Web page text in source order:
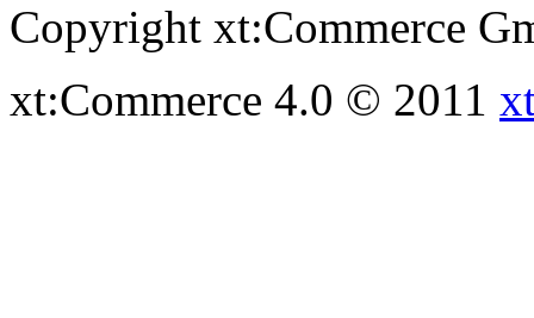
Copyright xt:Commerce
xt:Commerce 4.0 © 2011